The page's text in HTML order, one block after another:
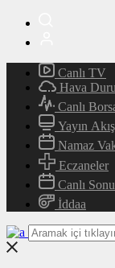
Canlı TV
Hava
Canlı
Yayın
Namaz
Eczaneler
Canlı
İddaa